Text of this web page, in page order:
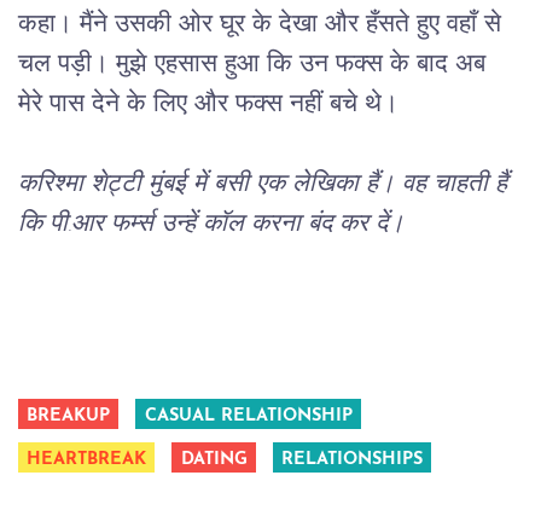
कहा। मैंने उसकी ओर घूर के देखा और हँसते हुए वहाँ से
चल पड़ी। मुझे एहसास हुआ कि उन फक्स के बाद अब
मेरे पास देने के लिए और फक्स नहीं बचे थे।
करिश्मा शेट्टी मुंबई में बसी एक लेखिका हैं। वह चाहती हैं
कि पी.आर फर्म्स उन्हें कॉल करना बंद कर दें।
BREAKUP CASUAL RELATIONSHIP
HEARTBREAK DATING RELATIONSHIPS